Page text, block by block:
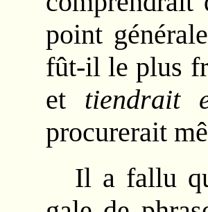
point
fût-il le plus
et tiendrait
procurerait
Il a fallu